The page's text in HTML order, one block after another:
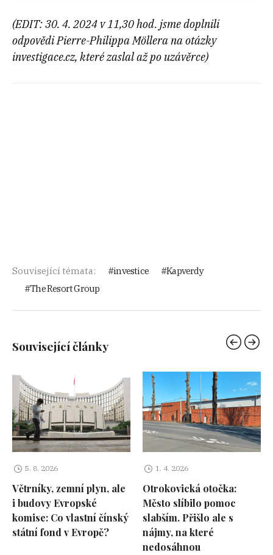
(EDIT: 30. 4. 2024 v 11,30 hod. jsme doplnili
odpovědi Pierre-Philippa Möllera na otázky
investigace.cz, které zaslal až po uzávěrce)
Související témata: investice
Kapverdy
The Resort Group
Související články
5. 8. 2026
Větrníky, zemní plyn, ale
i budovy Evropské
komise: Co vlastní čínský
státní fond v Evropě?
1. 4. 2026
Otrokovická otočka:
Město slíbilo pomoc
slabším. Přišlo ale s
nájmy, na které
nedosáhnou